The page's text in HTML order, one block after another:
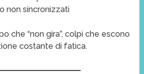
non sincronizzati
che “non gira”, colpi che escono
costante di fatica.